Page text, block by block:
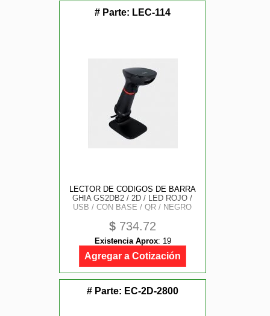
# Parte: LEC-114
LECTOR DE CODIGOS DE BARRA
GHIA GS2DB2 / 2D / LED ROJO /
USB / CON BASE / QR / NEGRO
$ 734.72
Existencia Aprox: 19
Agregar a Cotización
# Parte: EC-2D-2800